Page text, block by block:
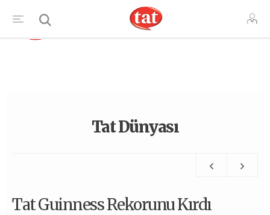
Tat Dünyası
Tat Guinness Rekorunu Kırdı